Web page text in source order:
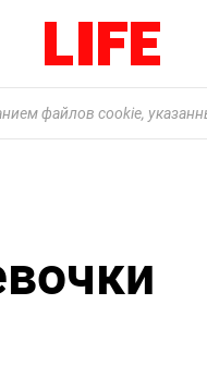
файлов cookie,